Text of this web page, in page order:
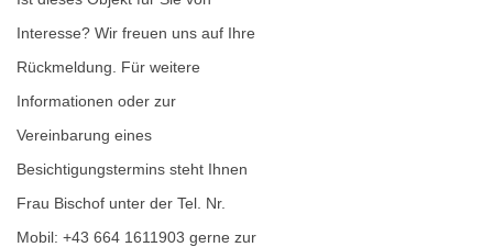
Interesse? Wir freuen uns auf Ihre
Rückmeldung. Für weitere
Informationen oder zur
Vereinbarung eines
Besichtigungstermins steht Ihnen
Frau Bischof unter der Tel. Nr.
Mobil: +43 664 1611903 gerne zur